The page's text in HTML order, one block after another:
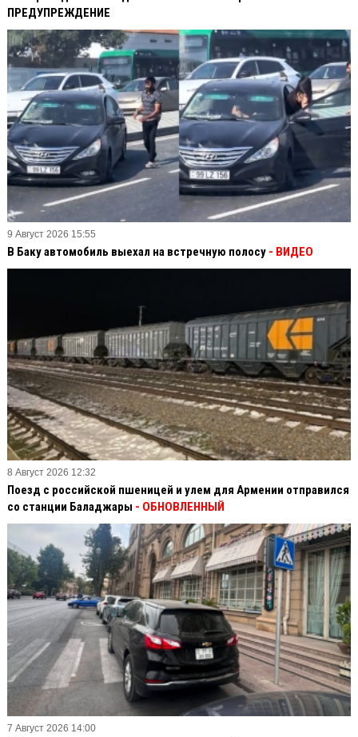
ПРЕДУПРЕЖДЕНИЕ
9 Август 2026 15:55
В Баку автомобиль выехал на встречную полосу - ВИДЕО
8 Август 2026 12:32
Поезд с российской пшеницей и улем для Армении отправился
со станции Баладжары - ОБНОВЛЕННЫЙ
7 Август 2026 14:00